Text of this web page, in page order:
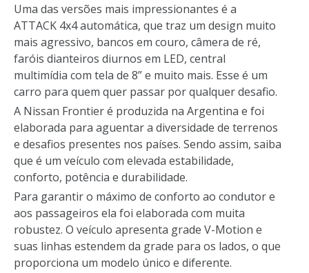
Uma das versões mais impressionantes é a
ATTACK 4x4 automática, que traz um design muito
mais agressivo, bancos em couro, câmera de ré,
faróis dianteiros diurnos em LED, central
multimídia com tela de 8” e muito mais. Esse é um
carro para quem quer passar por qualquer desafio.
A Nissan Frontier é produzida na Argentina e foi
elaborada para aguentar a diversidade de terrenos
e desafios presentes nos países. Sendo assim, saiba
que é um veículo com elevada estabilidade,
conforto, potência e durabilidade.
Para garantir o máximo de conforto ao condutor e
aos passageiros ela foi elaborada com muita
robustez. O veículo apresenta grade V-Motion e
suas linhas estendem da grade para os lados, o que
proporciona um modelo único e diferente.